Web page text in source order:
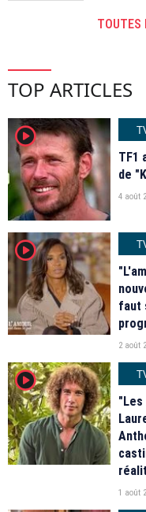
TOUTES
TOP ARTICLES
player2
TF1
de
4 août
player2
faut
2 août
player2
1 août